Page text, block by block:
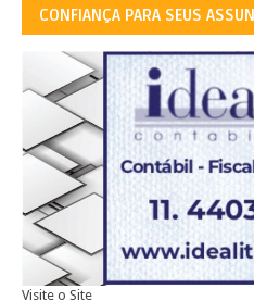
CONFIANÇA PARA SEUS
Visite o Site